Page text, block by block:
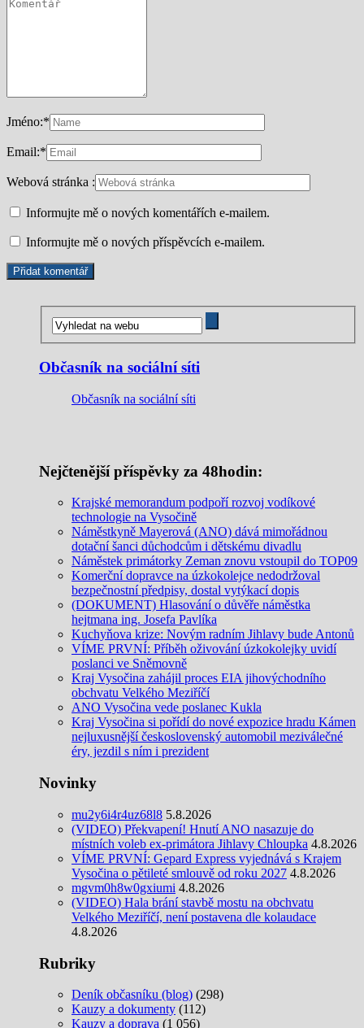
Jméno:*
Email:*
Webová stránka :
Informujte mě o nových komentářích e-mailem.
Informujte mě o nových příspěvcích e-mailem.
Občasník na sociální síti
Občasník na sociální síti
Nejčtenější příspěvky za 48hodin:
Krajské memorandum podpoří rozvoj vodíkové
technologie na Vysočině
Náměstkyně Mayerová (ANO) dává mimořádnou
dotační šanci důchodcům i dětskému divadlu
Náměstek primátorky Zeman znovu vstoupil do TOP09
Komerční dopravce na úzkokolejce nedodržoval
bezpečnostní předpisy, dostal vytýkací dopis
(DOKUMENT) Hlasování o důvěře náměstka
hejtmana ing. Josefa Pavlíka
Kuchyňova krize: Novým radním Jihlavy bude Antonů
VÍME PRVNÍ: Příběh oživování úzkokolejky uvidí
poslanci ve Sněmovně
Kraj Vysočina zahájil proces EIA jihovýchodního
obchvatu Velkého Meziříčí
ANO Vysočina vede poslanec Kukla
Kraj Vysočina si pořídí do nové expozice hradu Kámen
nejluxusnější československý automobil meziválečné
éry, jezdil s ním i prezident
Novinky
mu2y6i4r4uz68l8 5.8.2026
(VIDEO) Překvapení! Hnutí ANO nasazuje do
místních voleb ex-primátora Jihlavy Chloupka 4.8.2026
VÍME PRVNÍ: Gepard Express vyjednává s Krajem
Vysočina o pětileté smlouvě od roku 2027 4.8.2026
mgvm0h8w0gxiumi 4.8.2026
(VIDEO) Hala brání stavbě mostu na obchvatu
Velkého Meziříčí, není postavena dle kolaudace
4.8.2026
Rubriky
Deník občasníku (blog) (298)
Kauzy a dokumenty (112)
Kauzy a doprava (1 056)